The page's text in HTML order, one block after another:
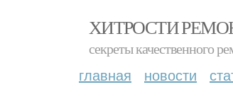
ХИТРОСТИ
секреты качественного
главная новости